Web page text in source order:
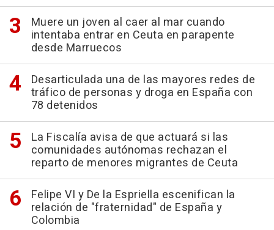
Muere un joven al caer al mar cuando
intentaba entrar en Ceuta en parapente
desde Marruecos
Desarticulada una de las mayores redes de
tráfico de personas y droga en España con
78 detenidos
La Fiscalía avisa de que actuará si las
comunidades autónomas rechazan el
reparto de menores migrantes de Ceuta
Felipe VI y De la Espriella escenifican la
relación de "fraternidad" de España y
Colombia